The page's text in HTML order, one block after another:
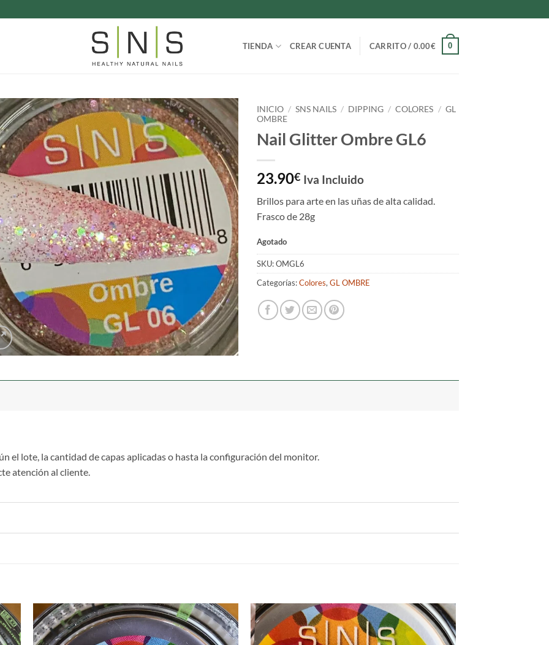
TIENDA CREAR CUENTA CARRITO / 0.00€ 0
INICIO / SNS NAILS / DIPPING / COLORES / GL
OMBRE
Nail Glitter Ombre GL6
23.90€ Iva Incluido
Brillos para arte en las uñas de alta calidad.
Frasco de 28g
Agotado
SKU:OMGL6
Categorías:Colores,GL OMBRE
el lote, la cantidad de capas aplicadas o hasta la configuración del monitor.
atención al cliente.